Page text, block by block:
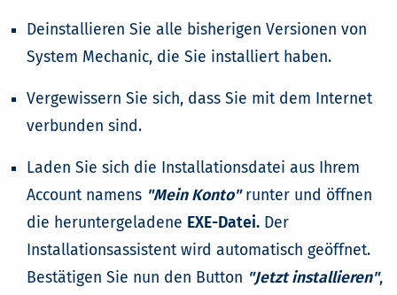
Deinstallieren Sie alle bisherigen Versionen von
System Mechanic, die Sie installiert haben.
Vergewissern Sie sich, dass Sie mit dem Internet
verbunden sind.
Laden Sie sich die Installationsdatei aus Ihrem
Account namens "Mein Konto"runter und öffnen
die heruntergeladene EXE-Datei. Der
Installationsassistent wird automatisch geöffnet.
Bestätigen Sie nun den Button "Jetzt installieren",